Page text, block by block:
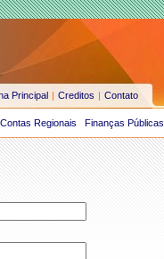
Principal | Creditos | Contato
Contas Regionais Finanças Públicas